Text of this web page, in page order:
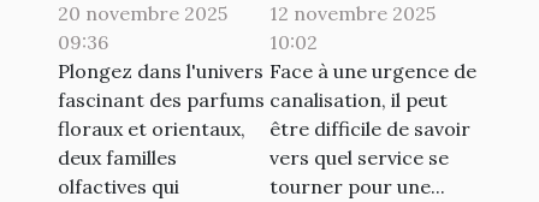
parfums floraux
et orientaux
20 novembre 2025
09:36
Plongez dans l'univers
fascinant des parfums
floraux et orientaux,
deux familles
olfactives qui
pour vos
urgences de
canalisation ?
12 novembre 2025
10:02
Face à une urgence de
canalisation, il peut
être difficile de savoir
vers quel service se
tourner pour une...